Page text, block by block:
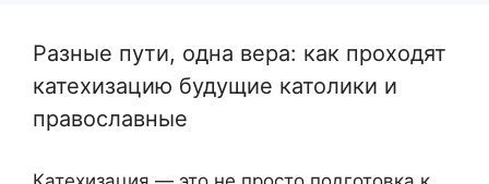
Разные пути, одна вера: как проходят
катехизацию будущие католики и
православные